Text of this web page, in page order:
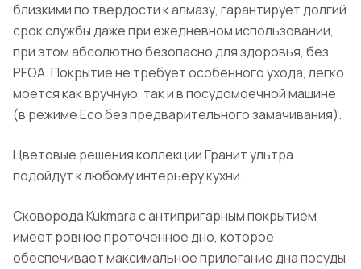
близкими по твердости к алмазу, гарантирует долгий
срок службы даже при ежедневном использовании,
при этом абсолютно безопасно для здоровья, без
PFOA. Покрытие не требует особенного ухода, легко
моется как вручную, так и в посудомоечной машине
(в режиме Eco без предварительного замачивания).
Цветовые решения коллекции Гранит ультра
подойдут к любому интерьеру кухни.
Сковорода Kukmara с антипригарным покрытием
имеет ровное проточенное дно, которое
обеспечивает максимальное прилегание дна посуды